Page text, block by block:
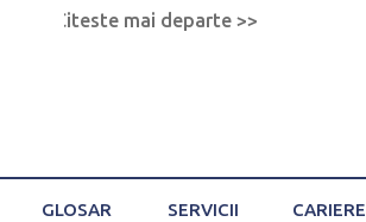
Citeste mai departe >>
GLOSAR
SERVICII CARIERE